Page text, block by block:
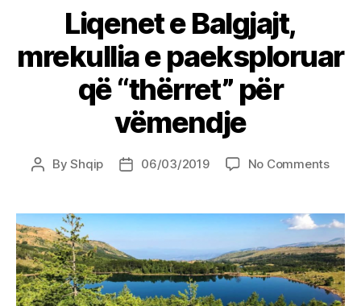
Liqenet e Balgjajt,
mrekullia e paeksploruar
që “thërret” për
vëmendje
PostByShqip
Post06/03/2019 No Commentson
e
që